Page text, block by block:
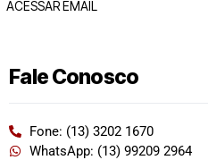
ACESSAR EMAIL
Fale Conosco
Fone: (13) 3202 1670
WhatsApp: (13) 99209 2964